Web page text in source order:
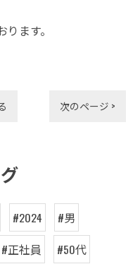
ます。
次のページ >
#2024
#男
#正社員 #50代